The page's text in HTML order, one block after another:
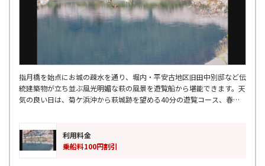
指月橋を始点にお城の疎水を通り、堀内・平安古地区旧田中別邸など伝
統建築物が立ち並ぶ風光明媚な萩の風景を遊覧船から堪能できます。天
気の良い日は、菊ケ浜沖から萩城跡を望める40分の遊覧コース、春の
利用料金
乗船料100円割引